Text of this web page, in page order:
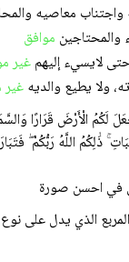
واجتناب معاصيه
والمحتاجين موافق
لايسيء إليهمغير
ولا يطيع والديهغير
لَكُمُ الْأَرْضَ قَرَارًا
في احسن صورة
الذي يدل على